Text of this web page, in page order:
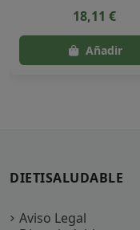
18,11 €
DIETISALUDABLE
Aviso Legal